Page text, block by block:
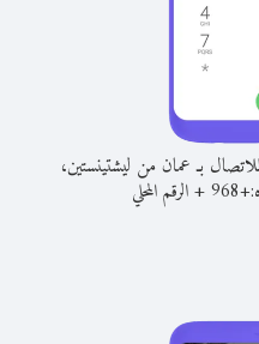
للاتصال بـ عمان من ليشتينستين،
+
968
+الرقم المحلي